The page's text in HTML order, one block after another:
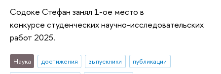
Содоке Стефан занял 1-ое место в
конкурсе студенческих научно-исследовательских
работ 2025.
Наука достижения выпускники
публикации